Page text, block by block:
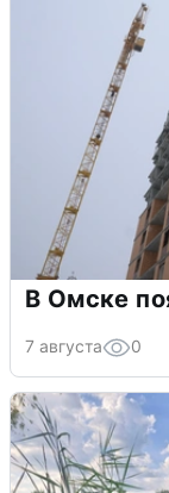
В Омске
7 августа 0